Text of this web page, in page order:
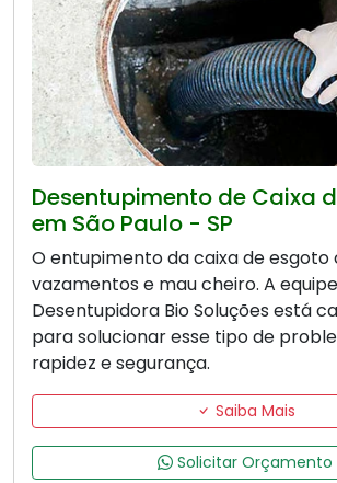
Desentupimento de Caixa
em São Paulo - SP
O entupimento da caixa de esgoto
vazamentos e mau cheiro. A
Desentupidora Bio Soluções está
para solucionar esse tipo de
rapidez e segurança.
Saiba Mais
Solicitar Orçamento